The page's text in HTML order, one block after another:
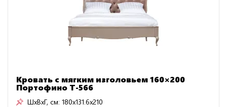
Кровать с мягким изголовьем 160×200
Портофино Т-566
ШxВxГ, см: 180x131.6x210